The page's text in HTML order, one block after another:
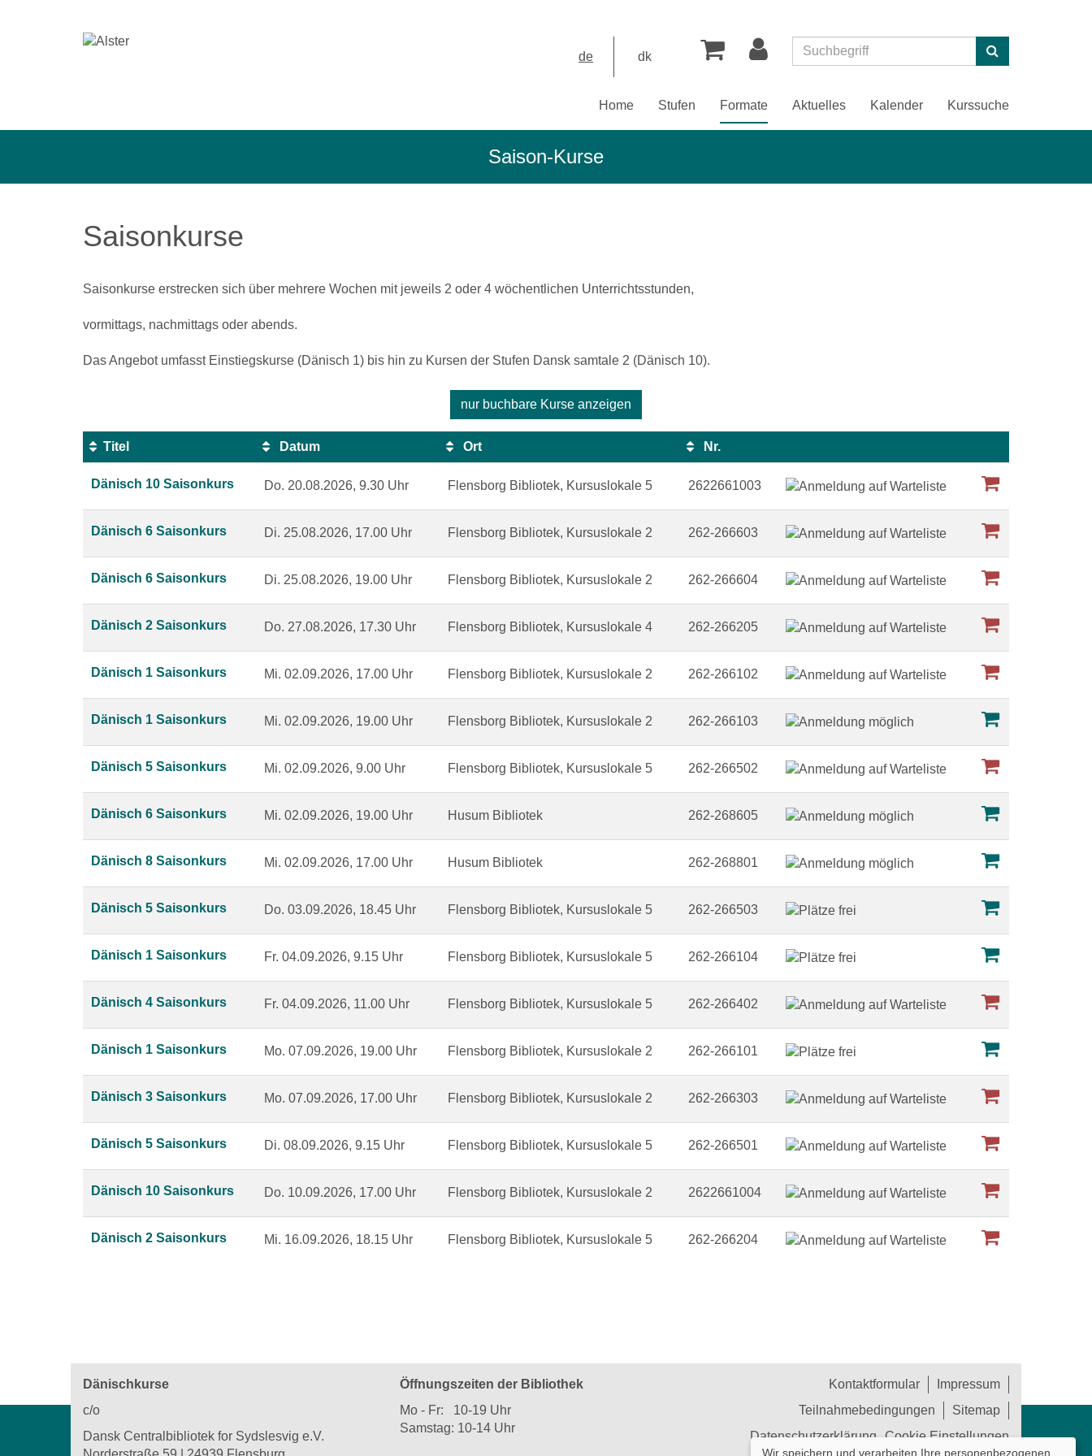
de dk Suchen
Home Stufen Formate Aktuelles Kalender Kurssuche
Saison-Kurse
Saisonkurse
Saisonkurse erstrecken sich über mehrere Wochen mit jeweils 2 oder 4 wöchentlichen Unterrichtsstunden,
vormittags, nachmittags oder abends.
Das Angebot umfasst Einstiegskurse (Dänisch 1) bis hin zu Kursen der Stufen Dansk samtale 2 (Dänisch 10).
nur buchbare Kurse anzeigen
Tabellenüberschriften
sortiert
Titel Datum Ort
Nr.
Kursstatus
Dänisch 10 Saisonkurs
Do. 20.08.2026, 9.30 Uhr Flensborg Bibliotek, Kursuslokale 5 2622661003
Dänisch 6 Saisonkurs Di. 25.08.2026, 17.00 Uhr Flensborg Bibliotek, Kursuslokale 2 262-266603
Dänisch 6 Saisonkurs Di. 25.08.2026, 19.00 Uhr Flensborg Bibliotek, Kursuslokale 2 262-266604
Dänisch 2 Saisonkurs Do. 27.08.2026, 17.30 Uhr Flensborg Bibliotek, Kursuslokale 4 262-266205
Dänisch 1 Saisonkurs Mi. 02.09.2026, 17.00 Uhr Flensborg Bibliotek, Kursuslokale 2 262-266102
Dänisch 1 Saisonkurs Mi. 02.09.2026, 19.00 Uhr Flensborg Bibliotek, Kursuslokale 2 262-266103
Dänisch 5 Saisonkurs Mi. 02.09.2026, 9.00 Uhr Flensborg Bibliotek, Kursuslokale 5 262-266502
Dänisch 6 Saisonkurs Mi. 02.09.2026, 19.00 Uhr Husum Bibliotek 262-268605
Dänisch 8 Saisonkurs Mi. 02.09.2026, 17.00 Uhr Husum Bibliotek 262-268801
Dänisch 5 Saisonkurs Do. 03.09.2026, 18.45 Uhr Flensborg Bibliotek, Kursuslokale 5 262-266503
Dänisch 1 Saisonkurs Fr. 04.09.2026, 9.15 Uhr Flensborg Bibliotek, Kursuslokale 5 262-266104
Dänisch 4 Saisonkurs Fr. 04.09.2026, 11.00 Uhr Flensborg Bibliotek, Kursuslokale 5 262-266402
Dänisch 1 Saisonkurs Mo. 07.09.2026, 19.00 Uhr Flensborg Bibliotek, Kursuslokale 2 262-266101
Dänisch 3 Saisonkurs Mo. 07.09.2026, 17.00 Uhr Flensborg Bibliotek, Kursuslokale 2 262-266303
Dänisch 5 Saisonkurs Di. 08.09.2026, 9.15 Uhr Flensborg Bibliotek, Kursuslokale 5 262-266501
Dänisch 10 Saisonkurs Do. 10.09.2026, 17.00 Uhr Flensborg Bibliotek, Kursuslokale 2 2622661004
Dänisch 2 Saisonkurs Mi. 16.09.2026, 18.15 Uhr Flensborg Bibliotek, Kursuslokale 5 262-266204
Dänischkurse
c/o
Dansk Centralbibliotek for Sydslesvig e.V.
Öffnungszeiten der Bibliothek
Mo - Fr: 10-19 Uhr
Samstag: 10-14 Uhr
Kontaktformular
Impressum
Teilnahmebedingungen
Sitemap
Datenschutzerklärung Cookie Einstellungen
Wir speichern und verarbeiten Ihre personenbezogenen